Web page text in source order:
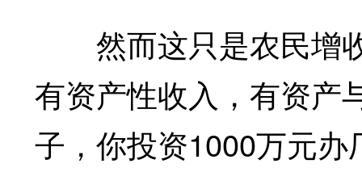
然而这只是农民增
有资产性收入，有资产
子，你投资1000万元